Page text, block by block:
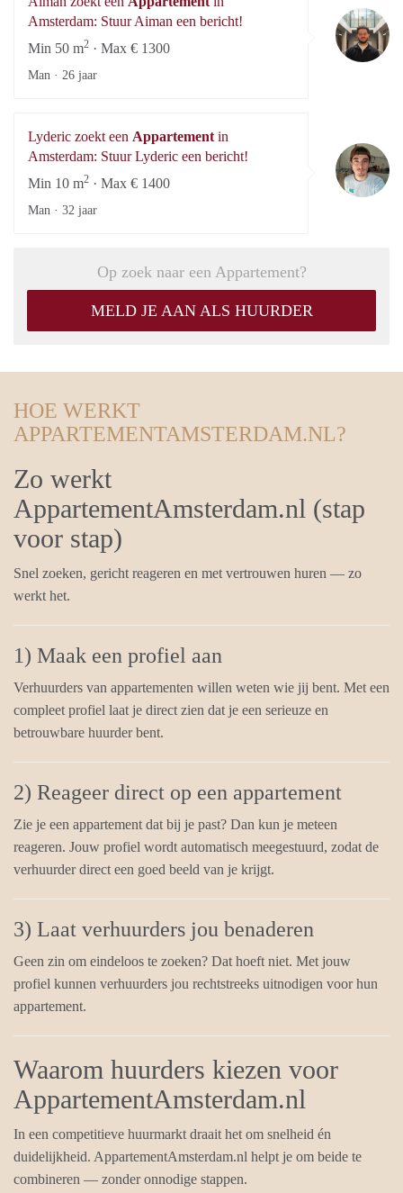
Amsterdam: Stuur Aiman een bericht!
Min 50 m2 · Max € 1300
Man · 26 jaar
Lyderic zoekt een Appartement in
Amsterdam: Stuur Lyderic een bericht!
Min 10 m2 · Max € 1400
Man · 32 jaar
Op zoek naar een Appartement?
MELD JE AAN ALS HUURDER
HOE WERKT
APPARTEMENTAMSTERDAM.NL?
Zo werkt
AppartementAmsterdam.nl (stap
voor stap)
Snel zoeken, gericht reageren en met vertrouwen huren — zo
werkt het.
1) Maak een profiel aan
Verhuurders van appartementen willen weten wie jij bent. Met een
compleet profiel laat je direct zien dat je een serieuze en
betrouwbare huurder bent.
2) Reageer direct op een appartement
Zie je een appartement dat bij je past? Dan kun je meteen
reageren. Jouw profiel wordt automatisch meegestuurd, zodat de
verhuurder direct een goed beeld van je krijgt.
3) Laat verhuurders jou benaderen
Geen zin om eindeloos te zoeken? Dat hoeft niet. Met jouw
profiel kunnen verhuurders jou rechtstreeks uitnodigen voor hun
appartement.
Waarom huurders kiezen voor
AppartementAmsterdam.nl
In een competitieve huurmarkt draait het om snelheid én
duidelijkheid. AppartementAmsterdam.nl helpt je om beide te
combineren — zonder onnodige stappen.